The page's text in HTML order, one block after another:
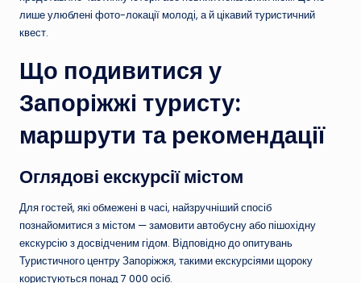
лише улюблені фото-локації молоді, а й цікавий туристичний
квест.
Що подивитися у
Запоріжжі туристу:
маршрути та рекомендації
Оглядові екскурсії містом
Для гостей, які обмежені в часі, найзручніший спосіб
познайомитися з містом — замовити автобусну або пішохідну
екскурсію з досвідченим гідом. Відповідно до опитувань
Туристичного центру Запоріжжя, такими екскурсіями щороку
користуються понад 7 000 осіб.